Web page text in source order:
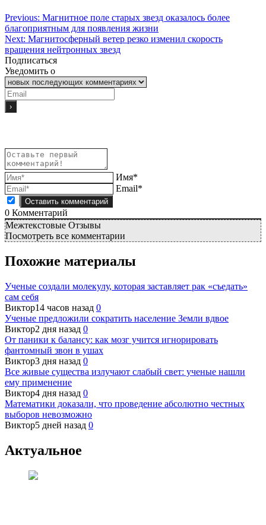
Previous: Магнитное поле старых звезд оказалось более
благоприятным для появления жизни
Next: Магнитосферный ветер резко изменил скорость
вращения нейтронных звезд
Подписаться
Уведомить о
Имя*
Email*
0 Комментарий
Межтекстовые Отзывы
Посмотреть все комментарии
Похожие материалы
Ученые создали молекулу, которая заставляет рак «съедать»
сам себя
Виктор14 часов назад 0
Ученые предложили сократить население Земли вдвое
Виктор2 дня назад 0
От паники к балансу: как мозг учится игнорировать
фантомный звон в ушах
Виктор3 дня назад 0
Все живые существа излучают слабый свет: ученые нашли
ему применение
Виктор4 дня назад 0
Математики доказали, что проведение абсолютно честных
выборов невозможно
Виктор5 дней назад 0
Актуальное